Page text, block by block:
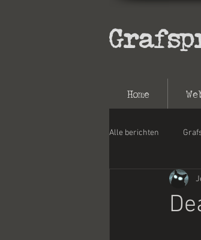
Home
Alle berichten